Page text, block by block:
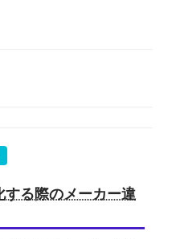
する際のメーカー違